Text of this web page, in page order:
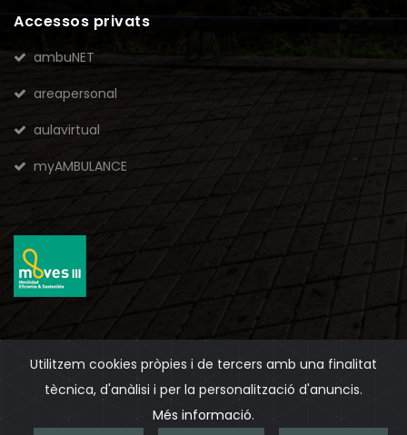
Accessos privats
ambuNET
areapersonal
aulavirtual
myAMBULANCE
2026 © Ambulancias Domingo, S.A.U. - Tots els drets
reservats.
Política de privacitat
Utilitzem cookies pròpies i de tercers amb una finalitat
tècnica, d'anàlisi i per la personalització d'anuncis.
Més informació.